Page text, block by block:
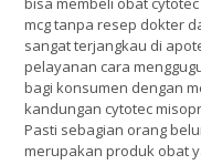
mcg tanpa resep dokter
sangat terjangkau di
pelayanan cara
bagi konsumen dengan
kandungan cytotec
Pasti sebagian orang
merupakan produk obat